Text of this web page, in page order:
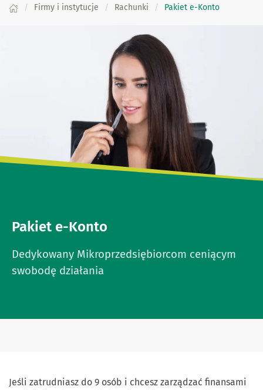
Firmy i instytucje Rachunki Pakiet e-Konto
Pakiet e-Konto
Dedykowany Mikroprzedsiębiorcom ceniącym
swobodę działania
Jeśli zatrudniasz do 9 osób i chcesz zarządzać finansami